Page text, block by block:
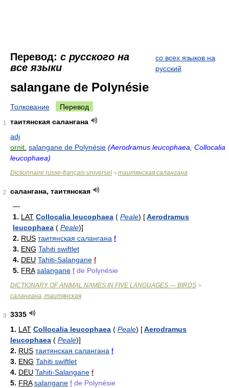
Перевод: с русского на
все языки
со всех языков на
русский
salangane de Polynésie
Толкование Перевод
1
таитянская салангана
adj
ornit. salangane de Polynésie (Aerodramus leucophaea, Collocalia
leucophaea)
Dictionnaire russe-français universel > таитянская салангана
2
салангана, таитянская
—
1. LAT Collocalia leucophaea ( Peale) [Aerodramus
leucophaea ( Peale)]
2. RUS таитянская салангана f
3. ENG Tahiti swiftlet
4. DEU Tahiti-Salangane f
5. FRA salangane f de Polynésie
DICTIONARY OF ANIMAL NAMES IN FIVE LANGUAGES — BIRDS >
салангана, таитянская
3
3335
1. LAT Collocalia leucophaea ( Peale) [Aerodramus
leucophaea ( Peale)]
2. RUS таитянская салангана f
3. ENG Tahiti swiftlet
4. DEU Tahiti-Salangane f
5. FRA salangane f de Polynésie